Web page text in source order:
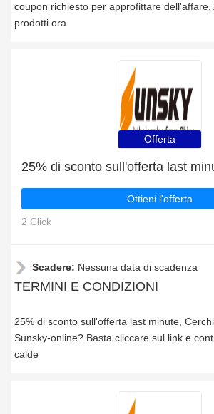
coupon richiesto per approfittare dell'affare,
prodotti ora
Offerta
25% di sconto sull'offerta last
Ottieni l'offerta
2 Click
Scadere: Nessuna data di scadenza
TERMINI E CONDIZIONI
25% di sconto sull'offerta last minute,
Sunsky-online? Basta cliccare sul link e
calde